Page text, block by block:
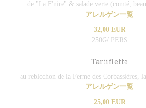
de "La F'nire" & salade verte (comté,
アレルゲン一覧
32,00 EUR
250G/ PERS
Tartiflette
au reblochon de la Ferme des Corbassières,
アレルゲン一覧
25,00 EUR